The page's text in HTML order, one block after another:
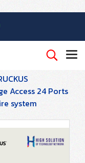
Access 24 Ports
system